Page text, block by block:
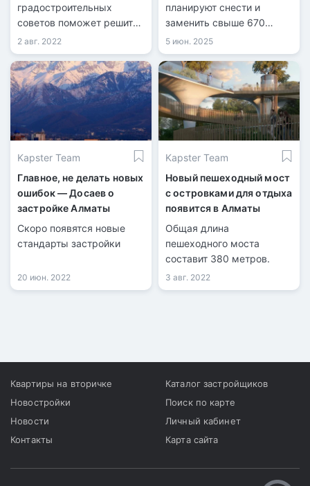
градостроительных
советов поможет решить
проблемные вопросы с
застройкой городов?
2 авг. 2022
планируют снести и
заменить свыше 670
ветхих домов.
5 июн. 2025
Kapster Team
Главное, не делать новых
ошибок — Досаев о
застройке Алматы
Скоро появятся новые
стандарты застройки
20 июн. 2022
Kapster Team
Новый пешеходный мост
с островками для отдыха
появится в Алматы
Общая длина
пешеходного моста
составит 380 метров.
3 авг. 2022
Квартиры на вторичке
Новостройки
Новости
Контакты
Каталог застройщиков
Поиск по карте
Личный кабинет
Карта сайта